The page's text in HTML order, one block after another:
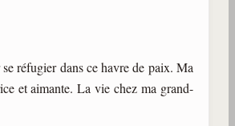
réfugier dans ce havre de paix. Ma
et aimante. La vie chez ma grand-